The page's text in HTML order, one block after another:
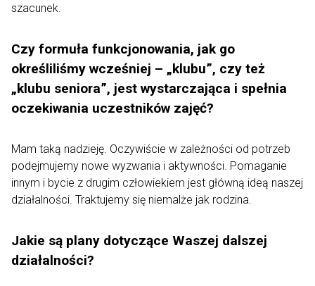
szacunek.
Czy formuła funkcjonowania, jak go
określiliśmy wcześniej – „klubu”, czy też
„klubu seniora”, jest wystarczająca i spełnia
oczekiwania uczestników zajęć?
Mam taką nadzieję. Oczywiście w zależności od potrzeb
podejmujemy nowe wyzwania i aktywności. Pomaganie
innym i bycie z drugim człowiekiem jest główną ideą naszej
działalności. Traktujemy się niemalże jak rodzina.
Jakie są plany dotyczące Waszej dalszej
działalności?